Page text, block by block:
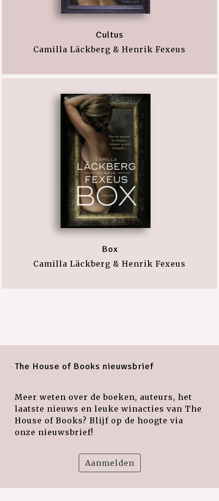
Cultus
Camilla Läckberg & Henrik Fexeus
Box
Camilla Läckberg & Henrik Fexeus
The House of Books nieuwsbrief
Meer weten over de boeken, auteurs, het
laatste nieuws en leuke winacties van The
House of Books? Blijf op de hoogte via
onze nieuwsbrief!
Aanmelden